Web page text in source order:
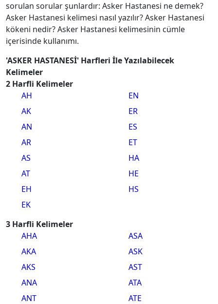
sorulan sorular şunlardır: Asker Hastanesi ne demek?
Asker Hastanesi kelimesi nasıl yazılır? Asker Hastanesi
kökeni nedir? Asker Hastanesi kelimesinin cümle
içerisinde kullanımı.
'ASKER HASTANESİ' Harfleri İle Yazılabilecek
Kelimeler
2 Harfli Kelimeler
AH
AK
AN
AR
AS
AT
EH
EK
EN
ER
ES
ET
HA
HE
HS
3 Harfli Kelimeler
AHA
AKA
AKS
ANA
ANT
ASA
ASK
AST
ATA
ATE